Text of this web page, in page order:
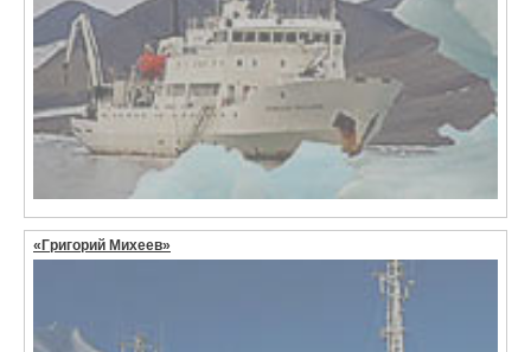
«Григорий Михеев»